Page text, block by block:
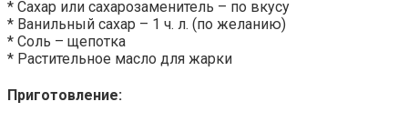
* Сахар или сахарозаменитель – по вкусу
* Ванильный сахар – 1 ч. л. (по желанию)
* Соль – щепотка
* Растительное масло для жарки
Приготовление: